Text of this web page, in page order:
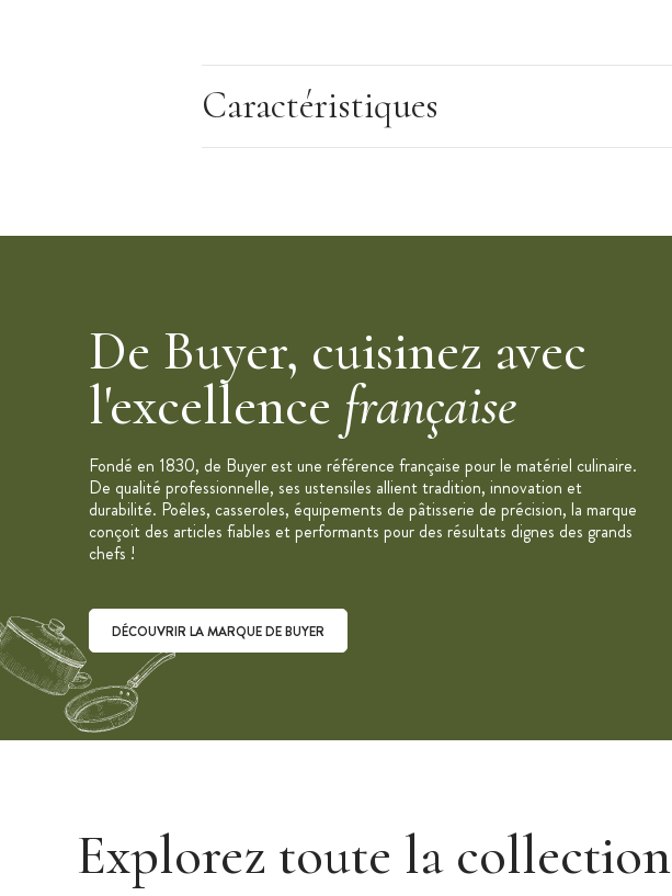
Caractéristiques du Lot de 4 Fourchettes à Crustacés de Buyer:
Marque : de Buyer
Taille : 21 cm
Caractéristiques
De Buyer, cuisinez avec
l'excellence française
Fondé en 1830, de Buyer est une référence française pour le matériel culinaire.
De qualité professionnelle, ses ustensiles allient tradition, innovation et
durabilité. Poêles, casseroles, équipements de pâtisserie de précision, la marque
conçoit des articles fiables et performants pour des résultats dignes des grands
chefs !
DÉCOUVRIR LA MARQUE DE BUYER
Explorez toute la collection